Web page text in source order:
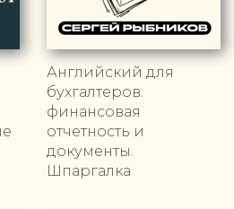
Английский для
бухгалтеров:
финансовая
отчетность и
документы.
Шпаргалка